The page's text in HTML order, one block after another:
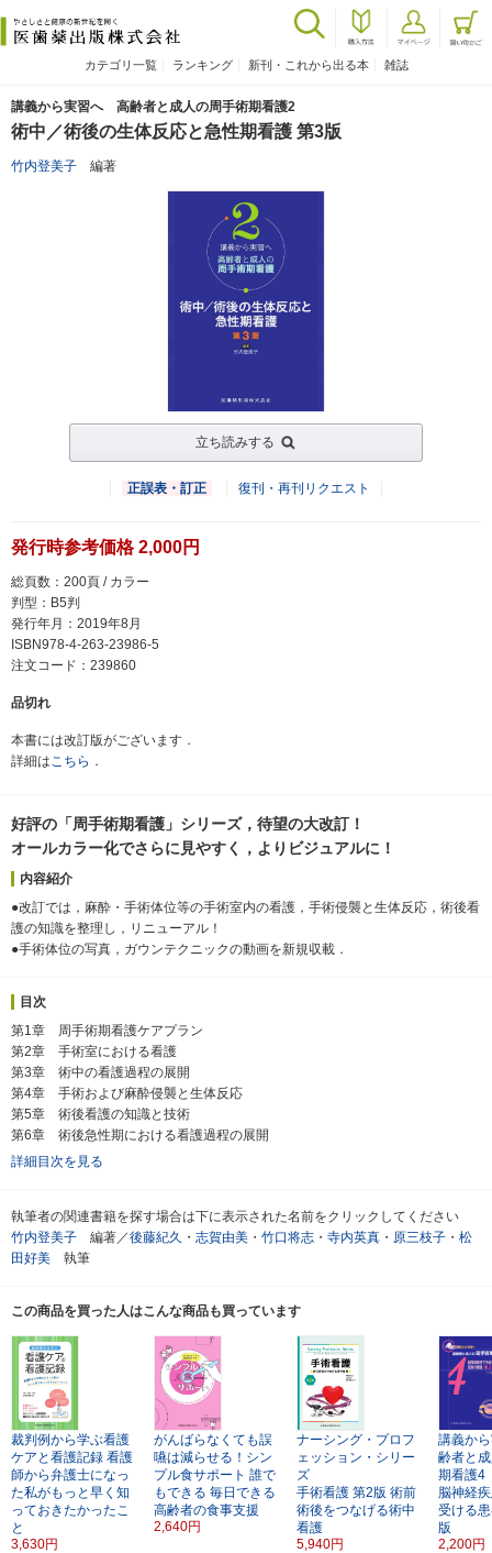
カテゴリ一覧 ランキング 新刊・これから出る本 雑誌
講義から実習へ 高齢者と成人の周手術期看護2
術中／術後の生体反応と急性期看護 第3版
竹内登美子 編著
立ち読みする
正誤表・訂正 復刊・再刊リクエスト
発行時参考価格 2,000円
総頁数：200頁 / カラー
判型：B5判
発行年月：2019年8月
ISBN978-4-263-23986-5
注文コード：239860
品切れ
本書には改訂版がございます．
詳細はこちら ．
好評の「周手術期看護」シリーズ，待望の大改訂！
オールカラー化でさらに見やすく，よりビジュアルに！
内容紹介
●改訂では，麻酔・手術体位等の手術室内の看護，手術侵襲と生体反応，術後看
護の知識を整理し，リニューアル！
●手術体位の写真，ガウンテクニックの動画を新規収載．
目次
第1章 周手術期看護ケアプラン
第2章 手術室における看護
第3章 術中の看護過程の展開
第4章 手術および麻酔侵襲と生体反応
第5章 術後看護の知識と技術
第6章 術後急性期における看護過程の展開
詳細目次を見る
執筆者の関連書籍を探す場合は下に表示された名前をクリックしてください
竹内登美子 編著／後藤紀久 ・ 志賀由美 ・ 竹口将志 ・ 寺内英真 ・ 原三枝子 ・ 松
田好美 執筆
この商品を買った人はこんな商品も買っています
裁判例から学ぶ看護
ケアと看護記録 看護
師から弁護士になっ
た私がもっと早く知
っておきたかったこ
と
3,630円
がんばらなくても誤
嚥は減らせる！シン
プル食サポート 誰で
もできる 毎日できる
高齢者の食事支援
2,640円
ナーシング・プロフ
ェッション・シリー
ズ
手術看護 第2版 術前
術後をつなげる術中
看護
5,940円
講義か
齢者と
期看護4
脳神経
受ける
版
2,200円